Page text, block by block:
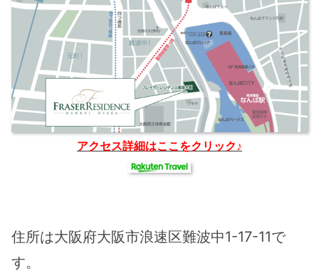
アクセス詳細はここをクリック♪
住所は大阪府大阪市浪速区難波中1-17-11で
す。